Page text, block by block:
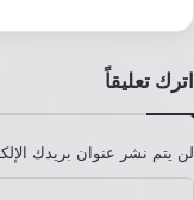
اترك تعليقاً
لن يتم نشر عنوان بريدك